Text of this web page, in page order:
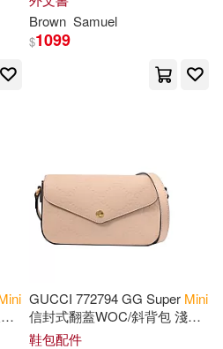
Mary(28)
Ltd(26)
幼福(18)
Mastery
Brown Samuel
$1099
GUCCI 772794 GG Super Mini
信封式翻蓋WOC/斜背包 淺米
色
鞋包配件